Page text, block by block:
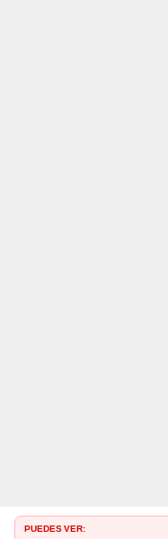
PUEDES VER: